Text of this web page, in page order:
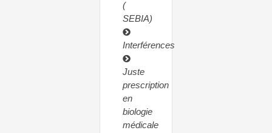
(
SEBIA)
Interférences
Juste
prescription
en
biologie
médicale